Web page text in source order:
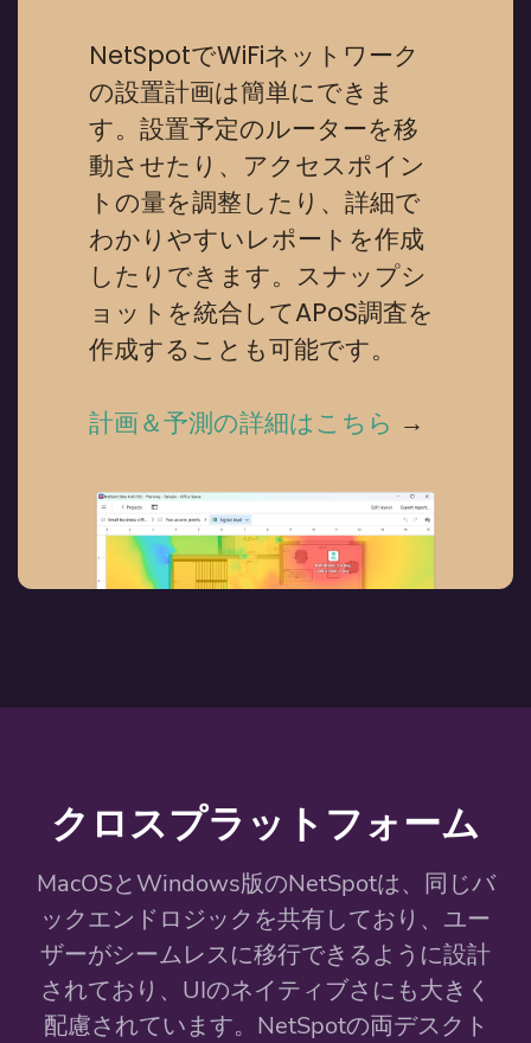
NetSpotでWiFiネットワーク
の設置計画は簡単にできま
す。設置予定のルーターを移
動させたり、アクセスポイン
トの量を調整したり、詳細で
わかりやすいレポートを作成
したりできます。スナップシ
ョットを統合してAPoS調査を
作成することも可能です。
計画＆予測の詳細はこちら
クロスプラットフォーム
MacOSとWindows版のNetSpotは、同じバ
ックエンドロジックを共有しており、ユー
ザーがシームレスに移行できるように設計
されており、UIのネイティブさにも大きく
配慮されています。NetSpotの両デスクト